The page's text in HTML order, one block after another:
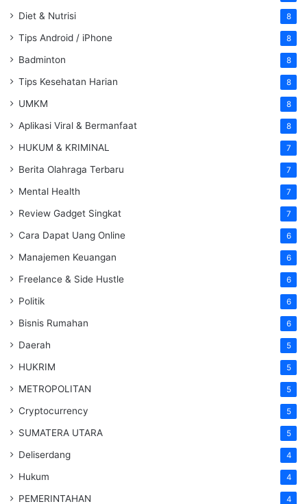
Diet & Nutrisi 8
Tips Android / iPhone 8
Badminton 8
Tips Kesehatan Harian 8
UMKM 8
Aplikasi Viral & Bermanfaat 8
HUKUM & KRIMINAL 7
Berita Olahraga Terbaru 7
Mental Health 7
Review Gadget Singkat 7
Cara Dapat Uang Online 6
Manajemen Keuangan 6
Freelance & Side Hustle 6
Politik 6
Bisnis Rumahan 6
Daerah 5
HUKRIM 5
METROPOLITAN 5
Cryptocurrency 5
SUMATERA UTARA 5
Deliserdang 4
Hukum 4
PEMERINTAHAN 4